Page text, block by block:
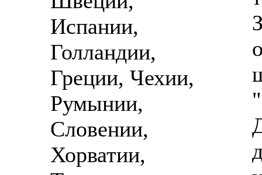
Испании,
Голландии,
Греции, Чехии,
Румынии,
Словении,
Хорватии,